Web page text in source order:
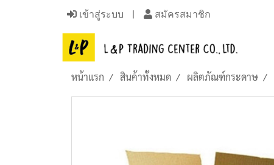
เข้าสู่ระบบ สมัครสมาชิก
หน้าแรก สินค้าทั้งหมด ผลิตภัณฑ์กระดาษ